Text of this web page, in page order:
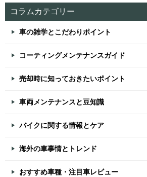
コラムカテゴリー
車の雑学とこだわりポイント
コーティングメンテナンスガイド
売却時に知っておきたいポイント
車両メンテナンスと豆知識
バイクに関する情報とケア
海外の車事情とトレンド
おすすめ車種・注目車レビュー